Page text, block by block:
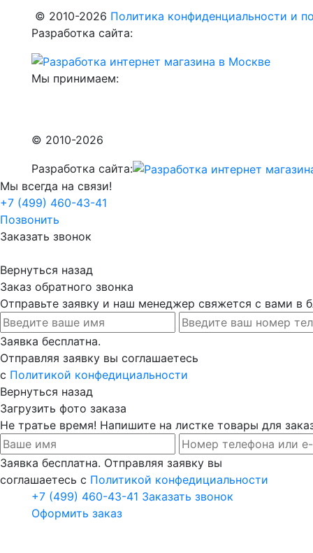
© 2010-2026 Политика конфиденциальности и
Разработка сайта:
Мы принимаем:
© 2010-2026
Разработка сайта:
Мы всегда на связи!
+7 (499) 460-43-41
Позвонить
Заказать звонок
Вернуться назад
Заказ обратного звонка
Отправьте заявку и наш менеджер свяжется с вами в
Заявка бесплатна.
Отправляя заявку вы соглашаетесь
с Политикой конфедициальности
Вернуться назад
Загрузить фото заказа
Не тратье время! Напишите на листке товары для
Заявка бесплатна. Отправляя заявку вы
соглашаетесь с Политикой конфедициальности
+7 (499) 460-43-41 Заказать звонок
Оформить заказ